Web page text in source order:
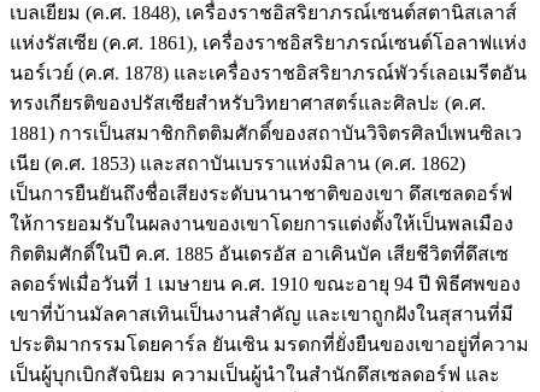
เบลเยียม (ค.ศ. 1848), เครื่องราชอิสริยาภรณ์เซนต์สตานิสเลาส์
แห่งรัสเซีย (ค.ศ. 1861), เครื่องราชอิสริยาภรณ์เซนต์โอลาฟแห่ง
นอร์เวย์ (ค.ศ. 1878) และเครื่องราชอิสริยาภรณ์พัวร์เลอเมรีตอัน
ทรงเกียรติของปรัสเซียสำหรับวิทยาศาสตร์และศิลปะ (ค.ศ.
1881) การเป็นสมาชิกกิตติมศักดิ์ของสถาบันวิจิตรศิลป์เพนซิลเว
เนีย (ค.ศ. 1853) และสถาบันเบรราแห่งมิลาน (ค.ศ. 1862)
เป็นการยืนยันถึงชื่อเสียงระดับนานาชาติของเขา ดึสเซลดอร์ฟ
ให้การยอมรับในผลงานของเขาโดยการแต่งตั้งให้เป็นพลเมือง
กิตติมศักดิ์ในปี ค.ศ. 1885 อันเดรอัส อาเคินบัค เสียชีวิตที่ดึสเซ
ลดอร์ฟเมื่อวันที่ 1 เมษายน ค.ศ. 1910 ขณะอายุ 94 ปี พิธีศพของ
เขาที่บ้านมัลคาสเทินเป็นงานสำคัญ และเขาถูกฝังในสุสานที่มี
ประติมากรรมโดยคาร์ล ยันเซิน มรดกที่ยั่งยืนของเขาอยู่ที่ความ
เป็นผู้บุกเบิกสัจนิยม ความเป็นผู้นำในสำนักดึสเซลดอร์ฟ และ